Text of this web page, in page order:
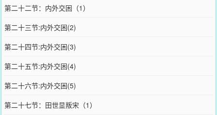
第二十二节：内外交困（1）
第二十三节:内外交困(2)
第二十四节:内外交困(3)
第二十五节:内外交困(4)
第二十六节:内外交困(5)
第二十七节：田世显叛宋（1）